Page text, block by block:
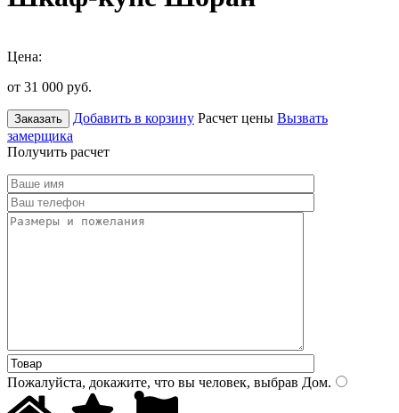
Цена:
от 31 000 руб.
Заказать Добавить в корзину Расчет цены Вызвать
замерщика
Получить расчет
Пожалуйста, докажите, что вы человек, выбрав Дом.